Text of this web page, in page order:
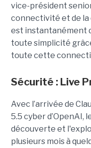
vice-président
connectivité et de la
est instantanément
toute simplicité
toute cette
Sécurité : Live
Avec l’arrivée de
5.5 cyber d’OpenAI,
découverte et
plusieurs mois à